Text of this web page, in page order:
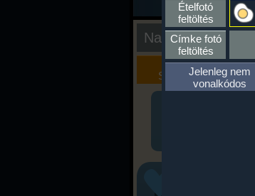
Nap kiértékelése
Kalória
Szimulátor
Ételfotó
feltöltés
Címke fotó
feltöltés
Jelenleg nem
vonalkódos